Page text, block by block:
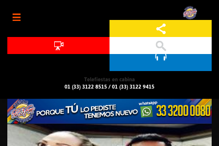
Telefiestas en cabina
01 (33) 3122 8515 /01 (33) 3122 9415